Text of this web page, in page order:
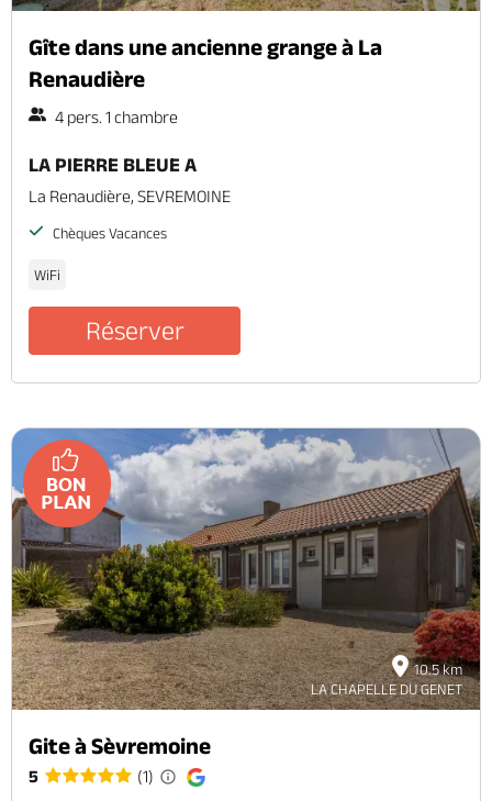
Gîte dans une ancienne grange à La
Renaudière
4 pers. 1 chambre
LA PIERRE BLEUE A
La Renaudière, SEVREMOINE
Chèques Vacances
WiFi
Réserver
10.5 km
LA CHAPELLE DU GENET
Gite à Sèvremoine
5 (1)